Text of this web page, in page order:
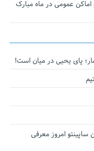
عمومی در ماه مبارک
پای یحیی در میان است!
ساپینتو امروز معرفی